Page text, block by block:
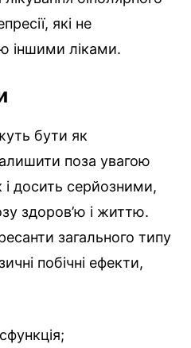
які не
іншими ліками.
бути як
поза увагою
і досить серйозними,
здоров’ю і життю.
загального типу
побічні ефекти,